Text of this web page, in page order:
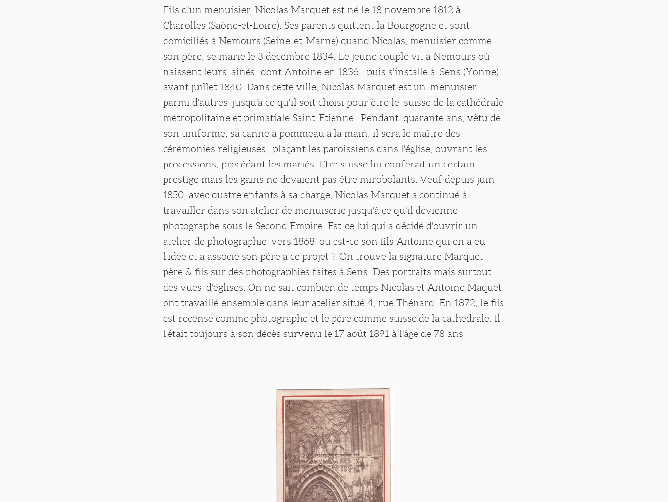
Fils d'un menuisier, Nicolas Marquet est né le 18 novembre 1812 à
Charolles (Saône-et-Loire). Ses parents quittent la Bourgogne et sont
domiciliés à Nemours (Seine-et-Marne) quand Nicolas, menuisier comme
son père, se marie le 3 décembre 1834. Le jeune couple vit à Nemours où
naissent leurs aînés -dont Antoine en 1836- puis s'installe à Sens (Yonne)
avant juillet 1840. Dans cette ville, Nicolas Marquet est un menuisier
parmi d'autres jusqu'à ce qu'il soit choisi pour être le suisse de la cathédrale
métropolitaine et primatiale Saint-Etienne. Pendant quarante ans, vêtu de
son uniforme, sa canne à pommeau à la main, il sera le maître des
cérémonies religieuses, plaçant les paroissiens dans l'église, ouvrant les
processions, précédant les mariés. Etre suisse lui conférait un certain
prestige mais les gains ne devaient pas être mirobolants. Veuf depuis juin
1850, avec quatre enfants à sa charge, Nicolas Marquet a continué à
travailler dans son atelier de menuiserie jusqu'à ce qu'il devienne
photographe sous le Second Empire. Est-ce lui qui a décidé d'ouvrir un
atelier de photographie vers 1868 ou est-ce son fils Antoine qui en a eu
l'idée et a associé son père à ce projet ? On trouve la signature Marquet
père & fils sur des photographies faites à Sens. Des portraits mais surtout
des vues d'églises. On ne sait combien de temps Nicolas et Antoine Maquet
ont travaillé ensemble dans leur atelier situé 4, rue Thénard. En 1872, le fils
est recensé comme photographe et le père comme suisse de la cathédrale. Il
l'était toujours à son décès survenu le 17 août 1891 à l'âge de 78 ans